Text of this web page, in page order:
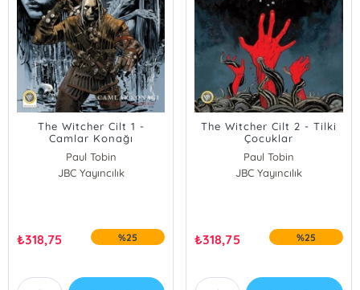
The Witcher Cilt 1 -
Camlar Konağı
Paul Tobin
JBC Yayıncılık
₺318,75 %25
The Witcher Cilt 2 - Tilki
Çocuklar
Paul Tobin
JBC Yayıncılık
₺318,75 %25